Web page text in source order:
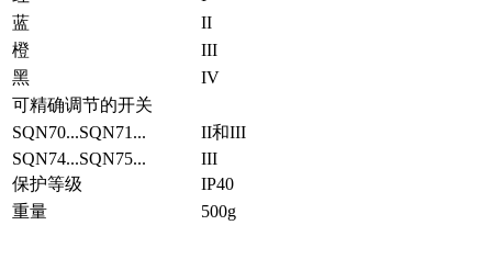
蓝
II
橙
III
黑
IV
可精确调节的开关
SQN70...SQN71...
II和III
SQN74...SQN75...
III
保护等级
IP40
重量
500g